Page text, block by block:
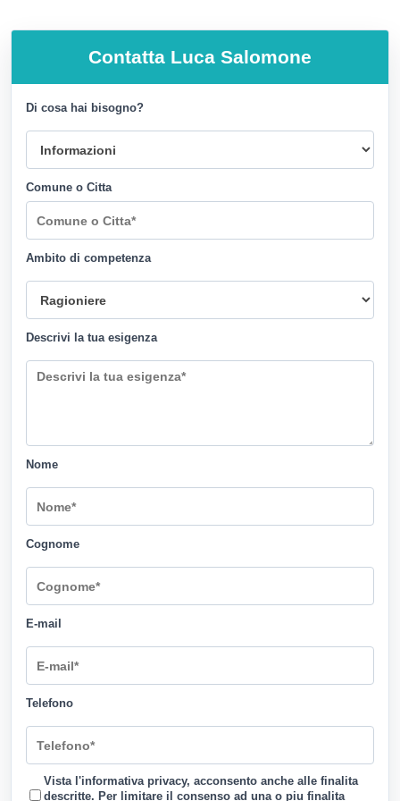
Contatta Luca Salomone
Di cosa hai bisogno?
Comune o Citta
Ambito di competenza
Descrivi la tua esigenza
Nome
Cognome
E-mail
Telefono
Vista l'informativa privacy, acconsento anche alle finalita
descritte. Per limitare il consenso ad una o piu finalita